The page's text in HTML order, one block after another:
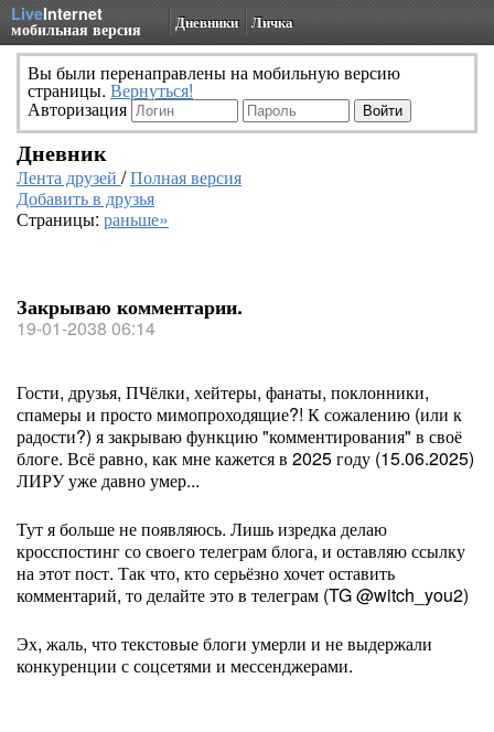
LiveInternet
мобильная версия Дневники Личка
Вы были перенаправлены на мобильную версию
страницы. Вернуться!
Авторизация
Дневник
Лента друзей /Полная версия
Добавить в друзья
Страницы: раньше»
Закрываю комментарии.
19-01-2038 06:14
Гости, друзья, ПЧёлки, хейтеры, фанаты, поклонники,
спамеры и просто мимопроходящие?! К сожалению (или к
радости?) я закрываю функцию "комментирования" в своё
блоге. Всё равно, как мне кажется в 2025 году (15.06.2025)
ЛИРУ уже давно умер...
Тут я больше не появляюсь. Лишь изредка делаю
кросспостинг со своего телеграм блога, и оставляю ссылку
на этот пост. Так что, кто серьёзно хочет оставить
комментарий, то делайте это в телеграм (TG @witch_you2)
Эх, жаль, что текстовые блоги умерли и не выдержали
конкуренции с соцсетями и мессенджерами.